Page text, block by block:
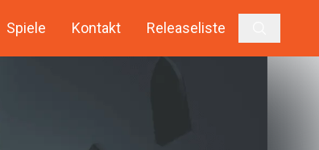
Spiele Kontakt Releaseliste